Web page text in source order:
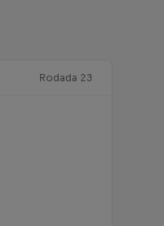
Rodada 23